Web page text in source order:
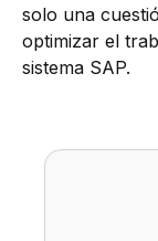
solo una
optimizar el
sistema SAP.